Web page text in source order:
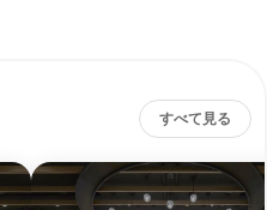
すべて見る